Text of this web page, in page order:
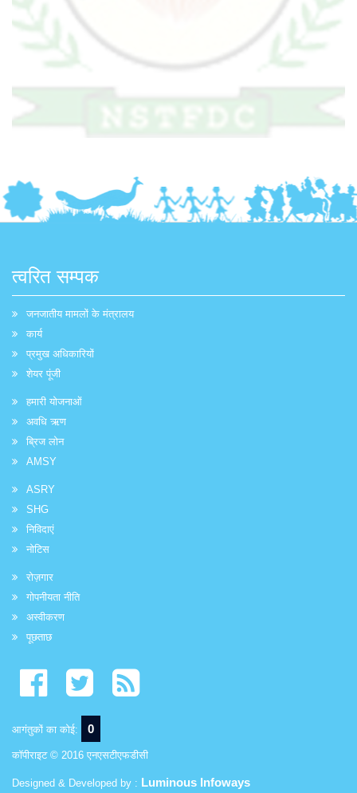
त्वरित सम्पक
जनजातीय मामलों के मंत्रालय
कार्य
प्रमुख अधिकारियों
शेयर पूंजी
हमारी योजनाओं
अवधि ऋण
ब्रिज लोन
AMSY
ASRY
SHG
निविदाएं
नोटिस
रोज़गार
गोपनीयता नीति
अस्वीकरण
पूछताछ
आगंतुकों का कोई: 0
कॉपीराइट © 2016 एनएसटीएफडीसी
Designed & Developed by : Luminous Infoways